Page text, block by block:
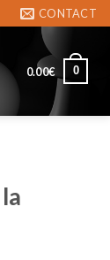
CONTACT
0.00€ 0